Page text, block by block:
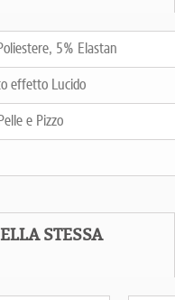
5% Elastan
effetto Lucido
e Pizzo
STESSA